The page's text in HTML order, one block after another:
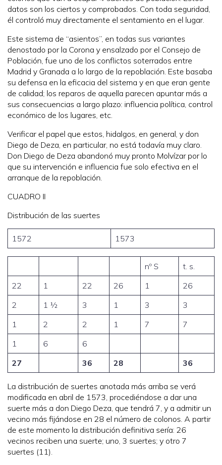
datos son los ciertos y comprobados. Con toda seguridad,
él controló muy directamente el sentamiento en el lugar.
Este sistema de “asientos”, en todas sus variantes
denostado por la Corona y ensalzado por el Consejo de
Población, fue uno de los conflictos soterrados entre
Madrid y Granada a lo largo de la repoblación. Este basaba
su defensa en la eficacia del sistema y en que eran gente
de calidad; los reparos de aquella parecen apuntar más a
sus consecuencias a largo plazo: influencia política, control
económico de los lugares, etc.
Verificar el papel que estos, hidalgos, en general, y don
Diego de Deza, en particular, no está todavía muy claro.
Don Diego de Deza abandonó muy pronto Molvízar por lo
que su intervención e influencia fue solo efectiva en el
arranque de la repoblación.
CUADRO II
Distribución de las suertes
1572 1573
nº S
t. s.
22
1 22 26 1
26
2
1 ½ 3 1 3
3
1
2 2 1 7
7
1
6
6
27
36 28 36
La distribución de suertes anotada más arriba se verá
modificada en abril de 1573, procediéndose a dar una
suerte más a don Diego Deza, que tendrá 7, y a admitir un
vecino más fijándose en 28 el número de colonos. A partir
de este momento la distribución definitiva sería: 26
vecinos reciben una suerte; uno, 3 suertes; y otro 7
suertes (11).